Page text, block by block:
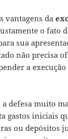
vantagens da
o fato
sua
não precisa
a
a defesa muito
gastos iniciais
ou depósitos